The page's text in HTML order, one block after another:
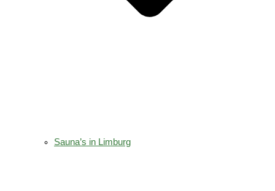
Sauna’s in Limburg